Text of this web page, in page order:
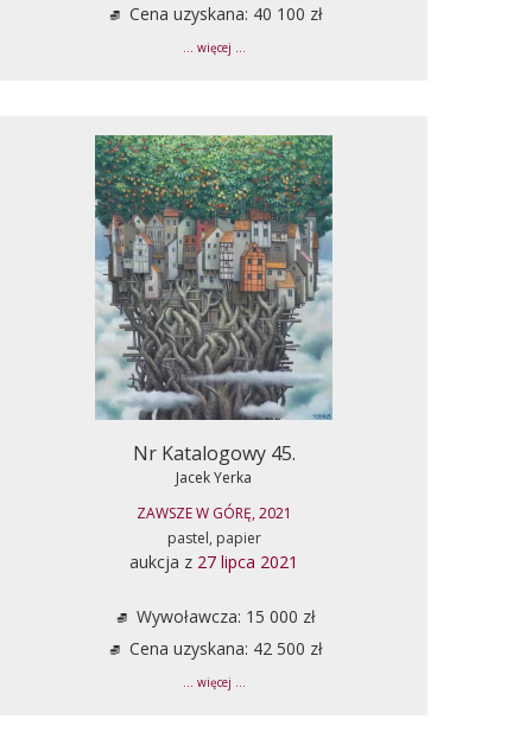
Cena uzyskana: 40 100 zł
... więcej ...
Nr Katalogowy 45.
Jacek Yerka
ZAWSZE W GÓRĘ, 2021
pastel, papier
aukcja z 27 lipca 2021
Wywoławcza: 15 000 zł
Cena uzyskana: 42 500 zł
... więcej ...